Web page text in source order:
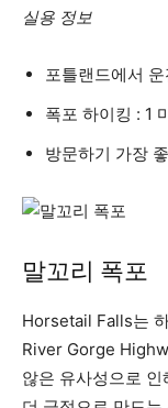
실용 정보
포틀랜드에서
폭포 하이킹 : 1
방문하기 가장
말꼬리 폭포
Horsetail Falls는
River Gorge
않은 유사성으로